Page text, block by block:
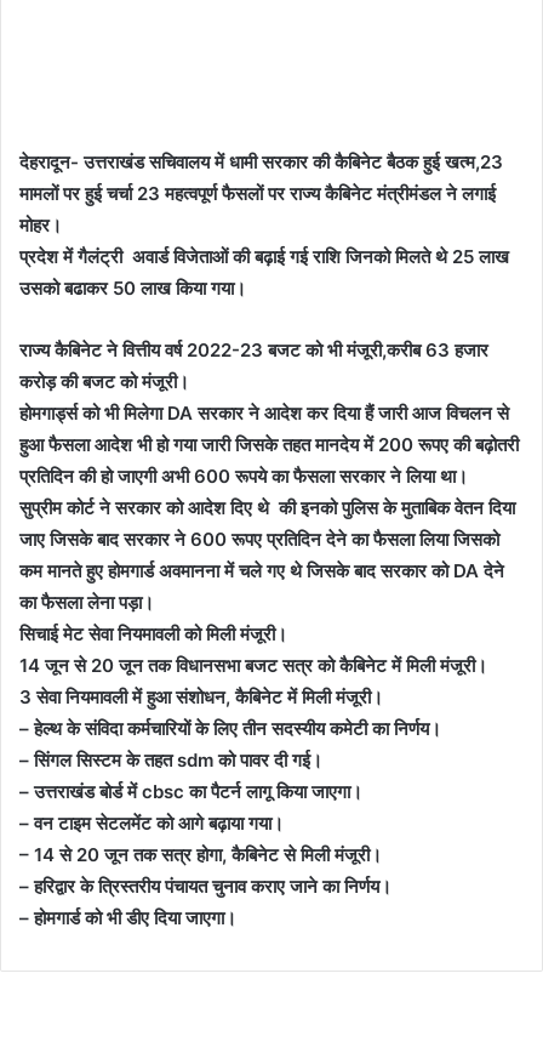
देहरादून- उत्तराखंड सचिवालय में धामी सरकार की कैबिनेट बैठक हुई खत्म,23
मामलों पर हुई चर्चा 23 महत्वपूर्ण फैसलों पर राज्य कैबिनेट मंत्रीमंडल ने लगाई
मोहर।
प्रदेश में गैलंट्री अवार्ड विजेताओं की बढ़ाई गई राशि जिनको मिलते थे 25 लाख
उसको बढाकर 50 लाख किया गया।
राज्य कैबिनेट ने वित्तीय वर्ष 2022-23 बजट को भी मंजूरी,करीब 63 हजार
करोड़ की बजट को मंजूरी।
होमगार्ड्स को भी मिलेगा DA सरकार ने आदेश कर दिया हैं जारी आज विचलन से
हुआ फैसला आदेश भी हो गया जारी जिसके तहत मानदेय में 200 रूपए की बढ़ोतरी
प्रतिदिन की हो जाएगी अभी 600 रूपये का फैसला सरकार ने लिया था।
सुप्रीम कोर्ट ने सरकार को आदेश दिए थे की इनको पुलिस के मुताबिक वेतन दिया
जाए जिसके बाद सरकार ने 600 रूपए प्रतिदिन देने का फैसला लिया जिसको
कम मानते हुए होमगार्ड अवमानना में चले गए थे जिसके बाद सरकार को DA देने
का फैसला लेना पड़ा।
सिचाई मेट सेवा नियमावली को मिली मंजूरी।
14 जून से 20 जून तक विधानसभा बजट सत्र को कैबिनेट में मिली मंजूरी।
3 सेवा नियमावली में हुआ संशोधन, कैबिनेट में मिली मंजूरी।
– हेल्थ के संविदा कर्मचारियों के लिए तीन सदस्यीय कमेटी का निर्णय।
– सिंगल सिस्टम के तहत sdm को पावर दी गई।
– उत्तराखंड बोर्ड में cbsc का पैटर्न लागू किया जाएगा।
– वन टाइम सेटलमेंट को आगे बढ़ाया गया।
– 14 से 20 जून तक सत्र होगा, कैबिनेट से मिली मंजूरी।
– हरिद्वार के त्रिस्तरीय पंचायत चुनाव कराए जाने का निर्णय।
– होमगार्ड को भी डीए दिया जाएगा।